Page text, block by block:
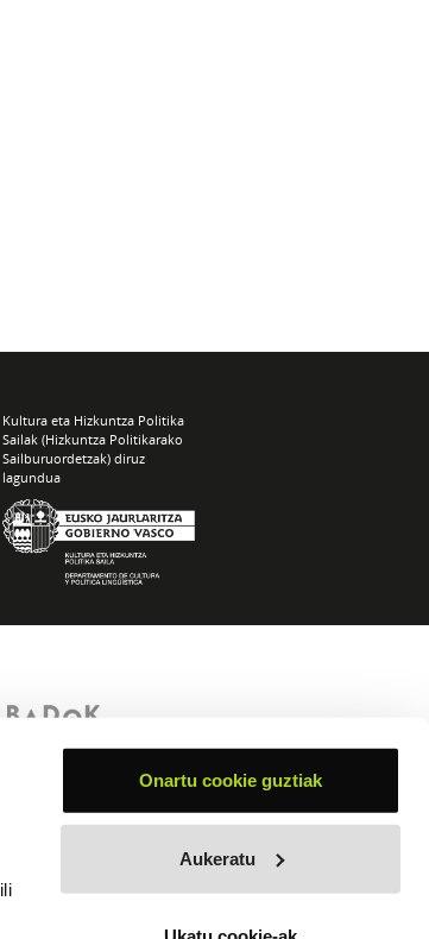
Onartu cookie guztiak
Aukeratu
Kultura eta Hizkuntza Politika
Sailak (Hizkuntza Politikarako
Sailburuordetzak) diruz
lagundua